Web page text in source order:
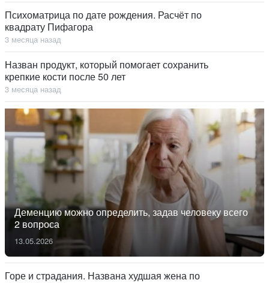
Психоматрица по дате рождения. Расчёт по
квадрату Пифагора
3 месяца назад
Назван продукт, который помогает сохранить
крепкие кости после 50 лет
3 месяца назад
Деменцию можно определить, задав человеку всего
2 вопроса
13.05.2026
Горе и страдания. Названа худшая жена по